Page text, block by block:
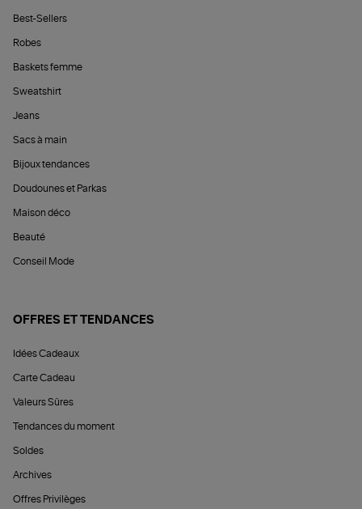
Best-Sellers
Robes
Baskets femme
Sweatshirt
Jeans
Sacs à main
Bijoux tendances
Doudounes et Parkas
Maison déco
Beauté
Conseil Mode
OFFRES ET TENDANCES
Idées Cadeaux
Carte Cadeau
Valeurs Sûres
Tendances du moment
Soldes
Archives
Offres Privilèges